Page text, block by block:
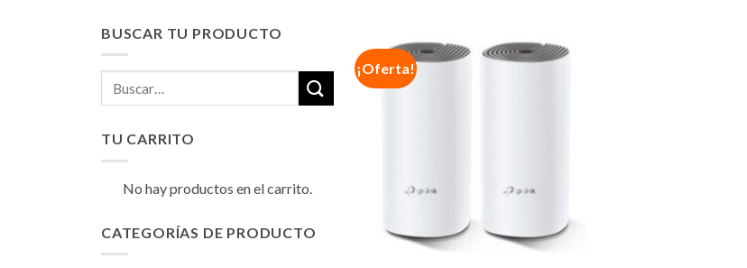
BUSCAR TU PRODUCTO
Buscar
por:
TU CARRITO
No hay productos en el carrito.
CATEGORÍAS DE PRODUCTO
¡Oferta!